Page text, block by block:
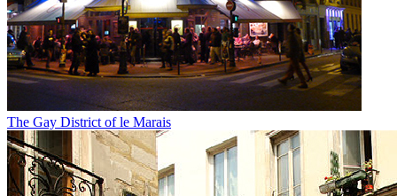
The Gay District of le Marais